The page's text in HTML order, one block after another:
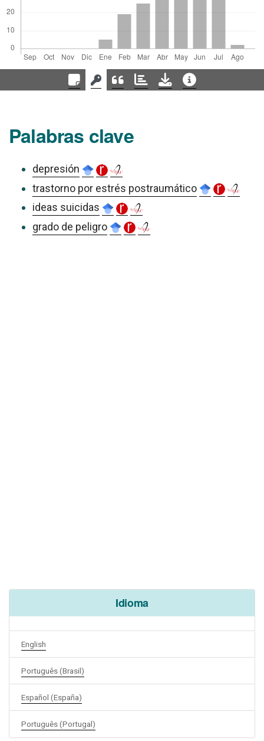
Palabras clave
depresión
trastorno por estrés postraumático
ideas suicidas
grado de peligro
Idioma
English
Português (Brasil)
Español (España)
Português (Portugal)